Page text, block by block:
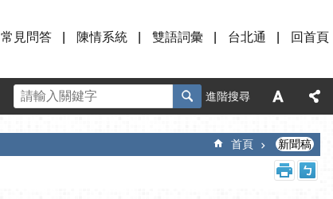
常見問答 陳情系統 雙語詞彙 台北通 回首頁
進階搜尋
首頁 新聞稿